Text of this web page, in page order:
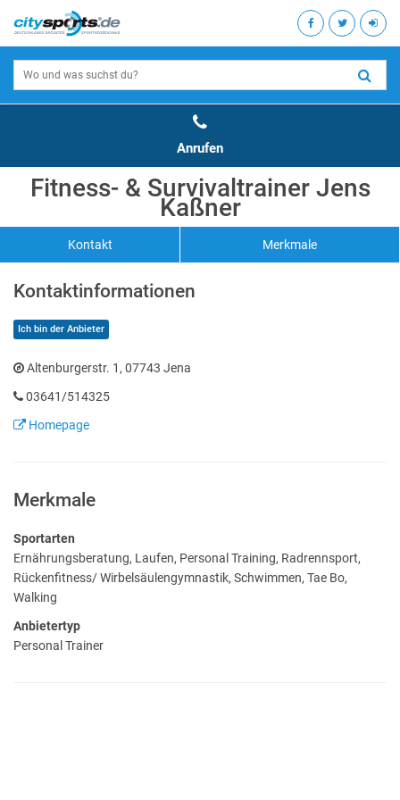
Anrufen
Fitness- & Survivaltrainer Jens
Kaßner
Kontakt Merkmale
Kontaktinformationen
Ich bin der Anbieter
Altenburgerstr. 1, 07743 Jena
03641/514325
Homepage
Merkmale
Sportarten
Ernährungsberatung, Laufen, Personal Training, Radrennsport,
Rückenfitness/ Wirbelsäulengymnastik, Schwimmen, Tae Bo,
Walking
Anbietertyp
Personal Trainer